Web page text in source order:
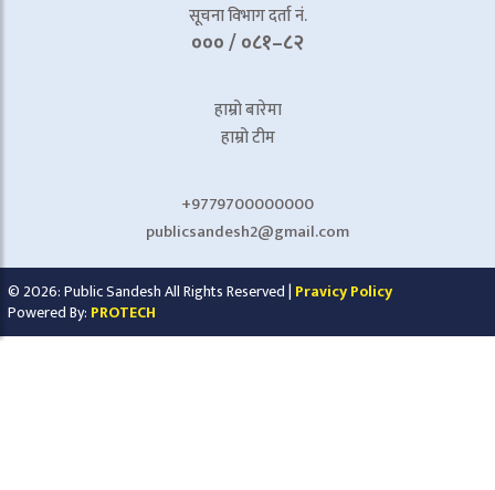
सूचना विभाग दर्ता नं.
००० / ०८१–८२
हाम्रो बारेमा
हाम्रो टीम
+9779700000000
publicsandesh2@gmail.com
© 2026: Public Sandesh All Rights Reserved | Pravicy Policy
Powered By: PROTECH